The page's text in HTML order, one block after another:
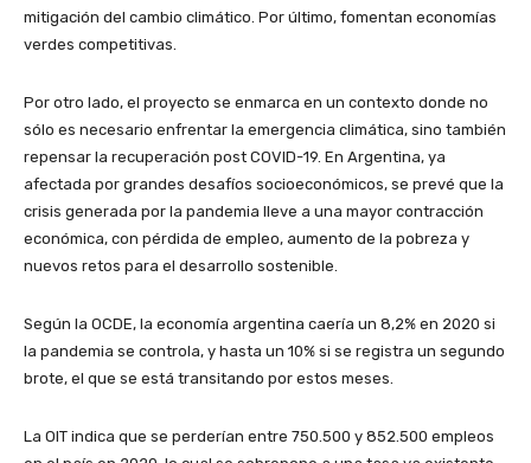
mitigación del cambio climático. Por último, fomentan economías
verdes competitivas.
Por otro lado, el proyecto se enmarca en un contexto donde no
sólo es necesario enfrentar la emergencia climática, sino también
repensar la recuperación post COVID-19. En Argentina, ya
afectada por grandes desafíos socioeconómicos, se prevé que la
crisis generada por la pandemia lleve a una mayor contracción
económica, con pérdida de empleo, aumento de la pobreza y
nuevos retos para el desarrollo sostenible.
Según la OCDE, la economía argentina caería un 8,2% en 2020 si
la pandemia se controla, y hasta un 10% si se registra un segundo
brote, el que se está transitando por estos meses.
La OIT indica que se perderían entre 750.500 y 852.500 empleos